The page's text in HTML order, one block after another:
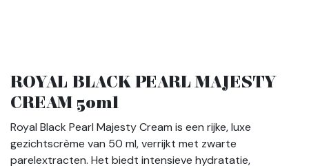
ROYAL BLACK PEARL MAJESTY
CREAM 50ml
Royal Black Pearl Majesty Cream is een rijke, luxe
gezichtscrème van 50 ml, verrijkt met zwarte
parelextracten. Het biedt intensieve hydratatie,